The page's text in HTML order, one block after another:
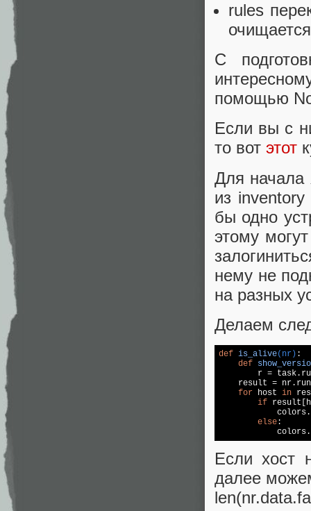
rules
С
помощью
Если вы с
то вот этот
Для начала
из inventory
бы одно
этому
нему не
на разных
Делаем
def is_alive(nr) :
def
r =
result =
for host in
if
else:
Если хост
далее